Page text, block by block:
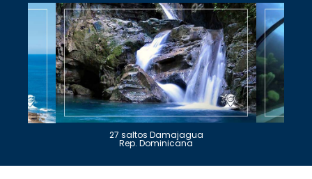
27 saltos Damajagua
Rep. Dominicana